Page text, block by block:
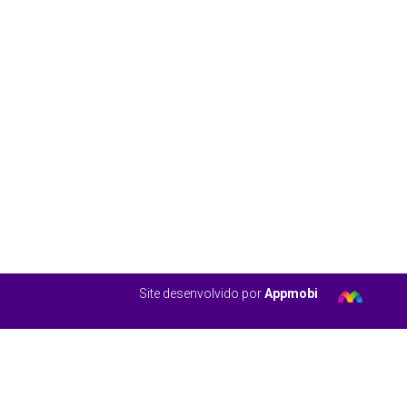
Site desenvolvido porAppmobi